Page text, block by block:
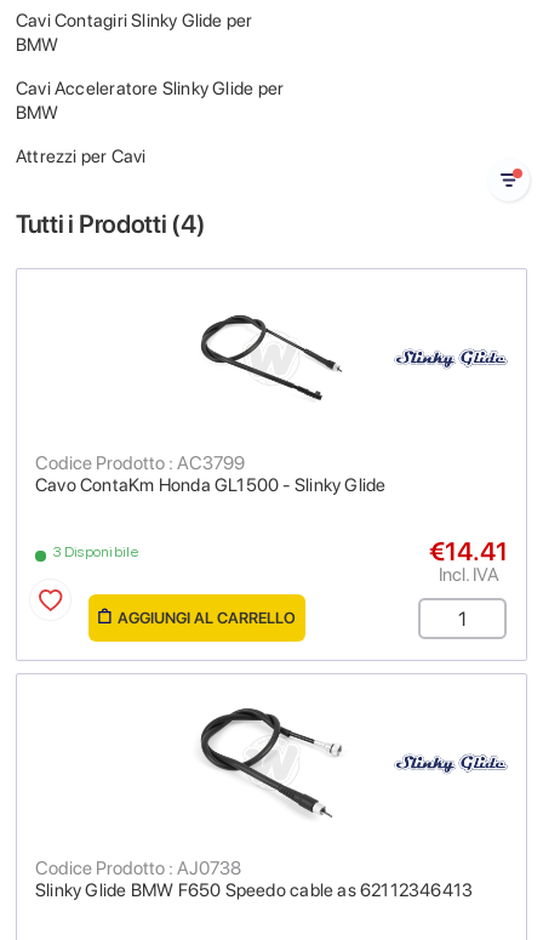
Cavi Contagiri Slinky Glide per
BMW
Cavi Acceleratore Slinky Glide per
BMW
Attrezzi per Cavi
Tutti i Prodotti (4)
Cavo ContaKm Honda GL1500 - Slinky Glide
Codice Prodotto : AC3799
3 Disponibile €14.41
Incl. IVA
AGGIUNGI AL CARRELLO
Slinky Glide BMW F650 Speedo cable as 62112346413
Codice Prodotto : AJ0738